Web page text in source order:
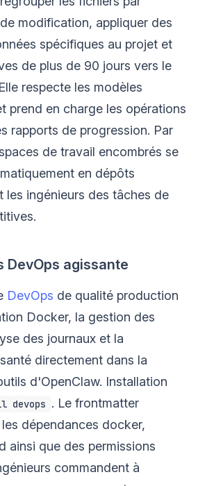
modification, appliquer des
spécifiques au projet et
de plus de 90 jours vers le
respecte les modèles
prend en charge les opérations
rapports de progression. Par
de travail encombrés se
en dépôts
les ingénieurs des tâches de
DevOps agissante
DevOps de qualité production
Docker, la gestion des
des journaux et la
directement dans la
d'OpenClaw. Installation
devops . Le frontmatter
dépendances docker,
ainsi que des permissions
commandent à